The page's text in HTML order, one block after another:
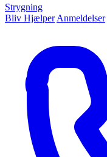
Strygning
Bliv Hjælper Anmeldelser